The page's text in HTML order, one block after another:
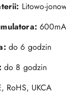
Litowo-
do 6 godzin
do 8 godzin
RoHS, UKCA